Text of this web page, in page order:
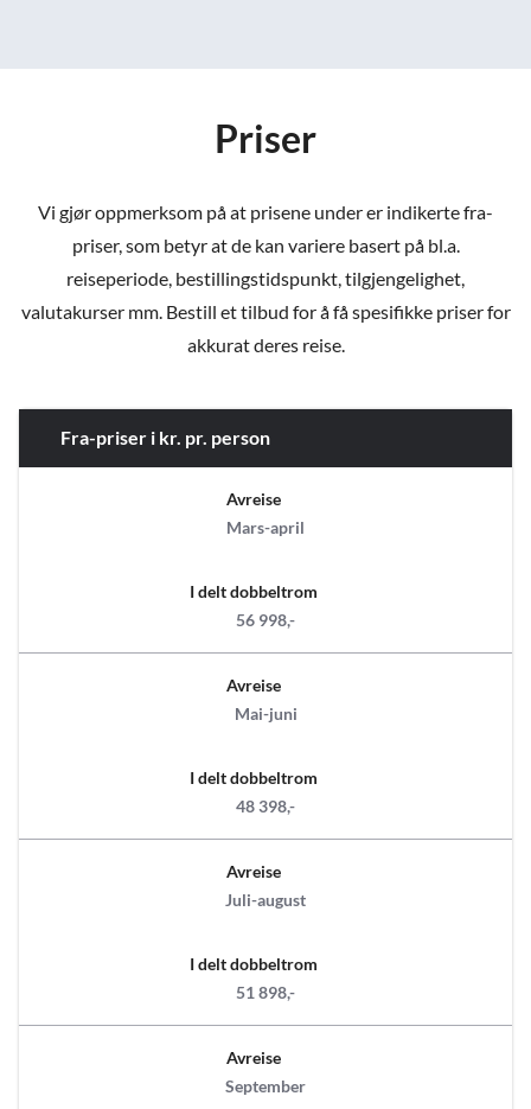
Priser
Vi gjør oppmerksom på at prisene under er indikerte fra-
priser, som betyr at de kan variere basert på bl.a.
reiseperiode, bestillingstidspunkt, tilgjengelighet,
valutakurser mm. Bestill et tilbud for å få spesifikke priser for
akkurat deres reise.
Fra-priser i kr. pr. person
Avreise
Mars-april
I delt dobbeltrom
56 998,-
Avreise
Mai-juni
I delt dobbeltrom
48 398,-
Avreise
Juli-august
I delt dobbeltrom
51 898,-
Avreise
September